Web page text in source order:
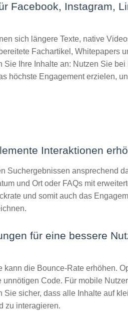
Facebook, Instagram,
sich längere Texte, native
Fachartikel, Whitepapers
Ihre Inhalte an: Nutzen Sie bei
höchste Engagement erzielen,
Interaktionen
Suchergebnissen ansprechend
und Ort oder FAQs mit
und somit auch das
für eine bessere
die Bounce-Rate erhöhen.
Code. Für mobile
Sie sicher, dass alle Inhalte auf
zu interagieren.